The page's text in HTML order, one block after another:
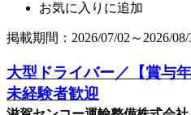
お気に入りに追加
掲載期間：2026/07/02～2026/08/
大型ドライバー／【賞与
未経験者歓迎